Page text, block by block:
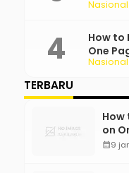
Nasional
Nasional
How to
One
TERBARU
How
on
calendar_month9